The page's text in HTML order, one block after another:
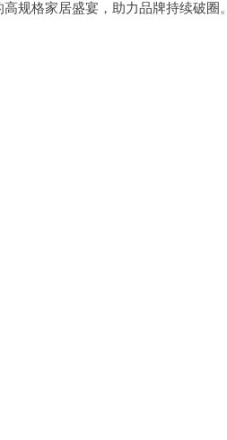
规格家居盛宴，助力品牌持续破圈。